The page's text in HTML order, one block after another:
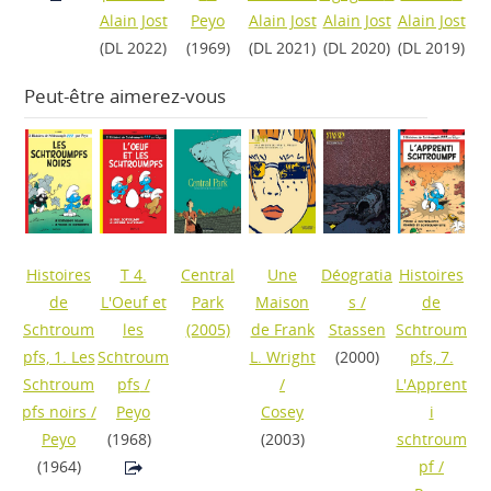
Alain Jost
(DL 2022)
Peyo
(1969)
Alain Jost
(DL 2021)
Alain Jost
(DL 2020)
Alain Jost
(DL 2019)
Peut-être aimerez-vous
Histoires
de
Schtroum
pfs, 1. Les
Schtroum
pfs noirs /
Peyo
(1964)
T 4.
L'Oeuf et
les
Schtroum
pfs /
Peyo
(1968)
Central
Park
(2005)
Une
Maison
de Frank
L. Wright
/
Cosey
(2003)
Déogratia
s /
Stassen
(2000)
Histoires
de
Schtroum
pfs, 7.
L'Apprent
i
schtroum
pf/